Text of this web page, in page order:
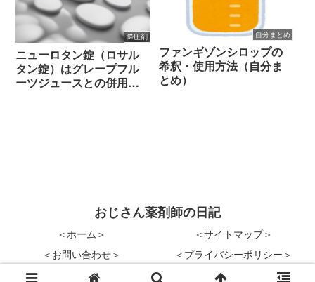
降圧剤
ニューロタン錠（ロサル
タン錠）はグレープフル
ーツジュースとの併用で
自分まとめ
ファンギゾンシロップの
希釈・使用方法（自分ま
とめ）
おじさん薬剤師の日記
＜ホーム＞
＜サイトマップ＞
＜お問い合わせ＞
＜プライバシーポリシー＞
© 2017-2026 おじさん薬剤師の日記.